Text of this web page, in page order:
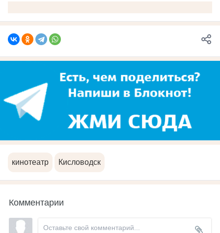
кинотеатр Кисловодск
Комментарии